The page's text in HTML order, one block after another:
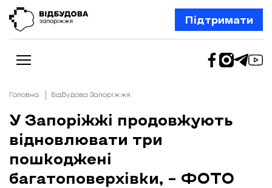
Підтримати
Новини
Відбудова Запоріжжя
Ексклюзив
Бізнес
Шлях додому
Головна Відбудова Запоріжжя
У Запоріжжі продовжують
відновлювати три
пошкоджені
багатоповерхівки, – ФОТО